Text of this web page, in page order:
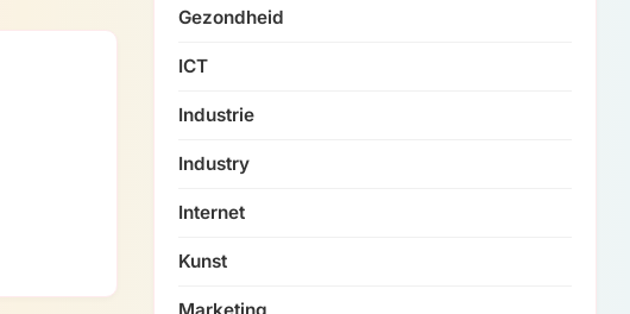
Gezondheid
ICT
Industrie
Industry
Internet
Kunst